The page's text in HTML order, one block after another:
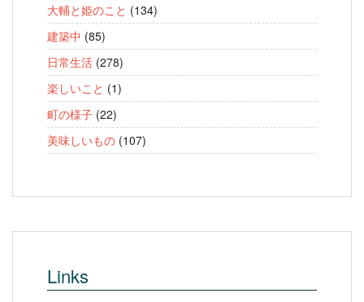
大輔と姫のこと (134)
建築中 (85)
日常生活 (278)
楽しいこと (1)
町の様子 (22)
美味しいもの (107)
Links